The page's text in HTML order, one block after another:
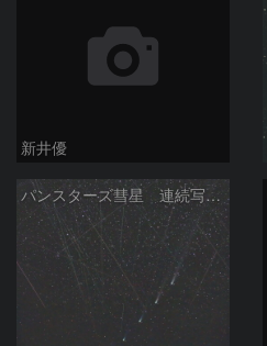
新井優
パンスターズ彗星 連続写真 再処理